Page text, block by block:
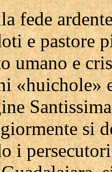
fede
e pastore
umano e
«huichole»
si
i